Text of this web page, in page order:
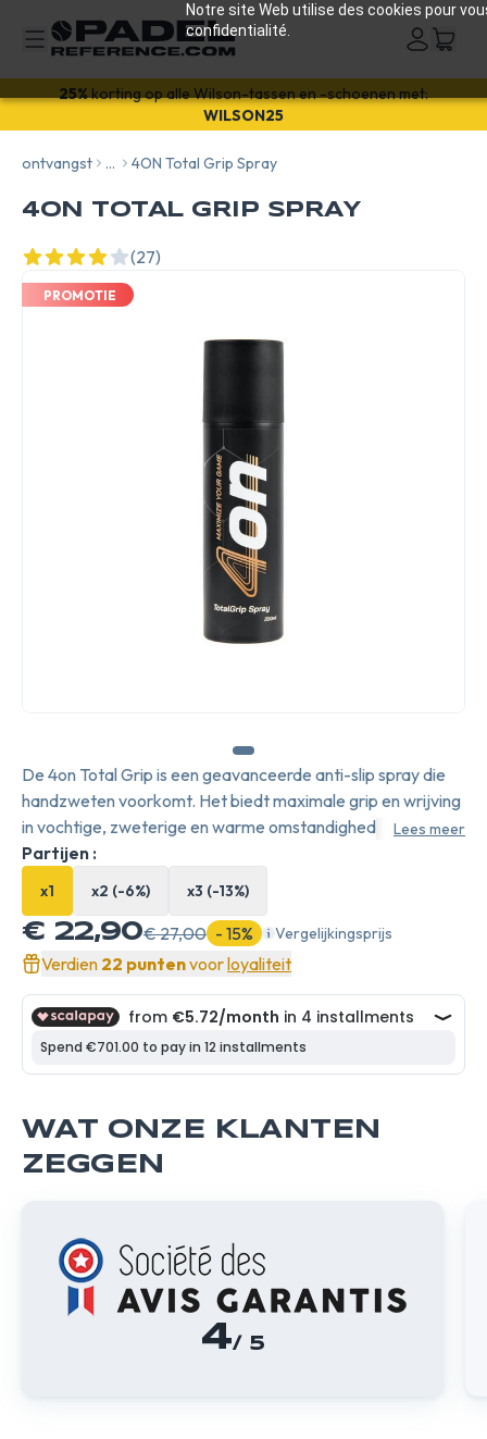
Notre site Web utilise des cookies pour
confidentialité.
WILSON25
Välkommen! Få10%rabatt på din första beställning med
VALKOMMEN26
ontvangst ... 4ON Total Grip Spray
4ON TOTAL GRIP SPRAY
(27)
PROMOTIE
De 4on Total Grip is een geavanceerde anti-slip spray die
handzweten voorkomt. Het biedt maximale grip en wrijving
in vochtige, zweterige en warme omstandigheden.Lees meer
Partijen :
x1 x2 (-6%) x3 (-13%)
€ 22,90€ 27,00 - 15% Vergelijkingsprijs
Verdien 22 puntenvoorloyaliteit
WAT ONZE KLANTEN
ZEGGEN
4/ 5